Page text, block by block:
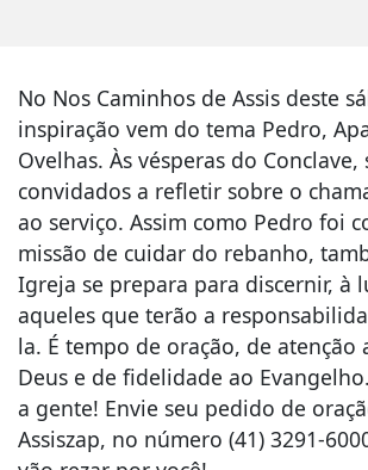
No Nos Caminhos de Assis deste
inspiração vem do tema Pedro,
Ovelhas. Às vésperas do Conclave,
convidados a refletir sobre o
ao serviço. Assim como Pedro foi
missão de cuidar do rebanho,
Igreja se prepara para discernir, à
aqueles que terão a
la. É tempo de oração, de atenção
Deus e de fidelidade ao
a gente! Envie seu pedido de
Assiszap, no número (41) 3291-